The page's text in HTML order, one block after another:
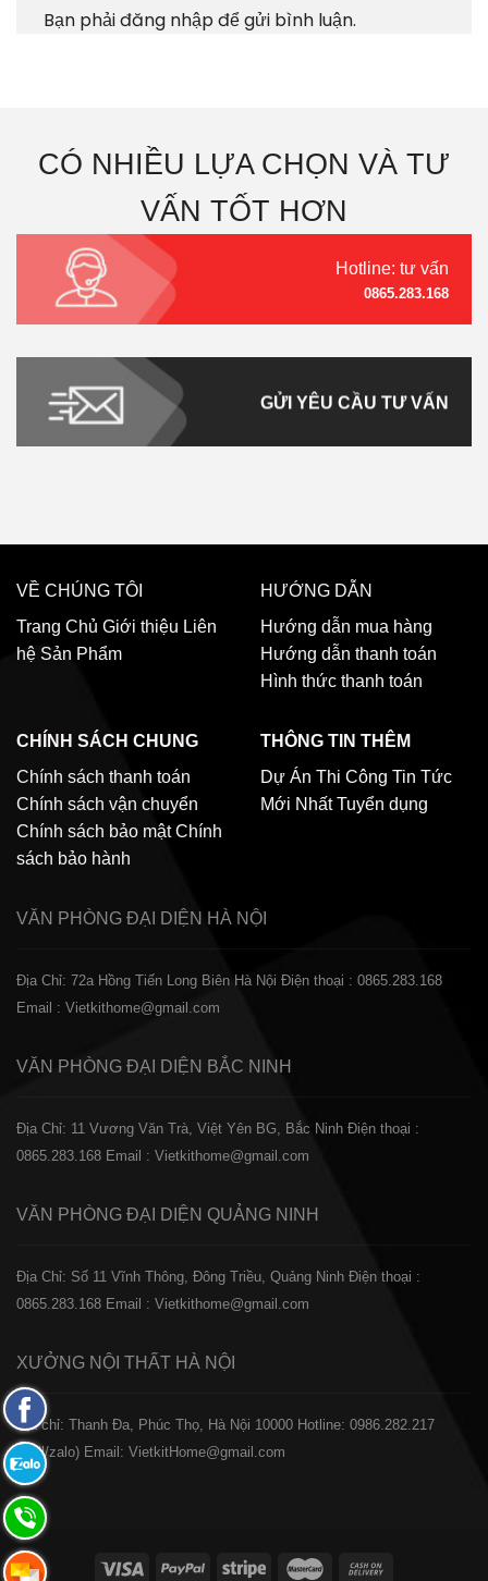
Bạn phảiđăng nhậpđể gửi bình luận.
CÓ NHIỀU LỰA CHỌN VÀ TƯ
VẤN TỐT HƠN
Hotline: tư vấn
0865.283.168
GỬI YÊU CẦU TƯ VẤN
VỀ CHÚNG TÔI
Trang Chủ Giới thiệu Liên
hệ Sản Phẩm
HƯỚNG DẪN
Hướng dẫn mua hàng
Hướng dẫn thanh toán
Hình thức thanh toán
CHÍNH SÁCH CHUNG
Chính sách thanh toán
Chính sách vận chuyển
Chính sách bảo mật Chính
sách bảo hành
THÔNG TIN THÊM
Dự Án Thi Công Tin Tức
Mới Nhất Tuyển dụng
VĂN PHÒNG ĐẠI DIỆN HÀ NỘI
Địa Chỉ: 72a Hồng Tiến Long Biên Hà Nội Điện thoại : 0865.283.168
Email : Vietkithome@gmail.com
VĂN PHÒNG ĐẠI DIỆN BẮC NINH
Địa Chỉ: 11 Vương Văn Trà, Việt Yên BG, Bắc Ninh Điện thoại :
0865.283.168 Email : Vietkithome@gmail.com
VĂN PHÒNG ĐẠI DIỆN QUẢNG NINH
Địa Chỉ: Số 11 Vĩnh Thông, Đông Triều, Quảng Ninh Điện thoại :
0865.283.168 Email : Vietkithome@gmail.com
XƯỞNG NỘI THẤT HÀ NỘI
️Địa chỉ: Thanh Đa, Phúc Thọ, Hà Nội 10000 Hotline: 0986.282.217
(Call/zalo) Email: VietkitHome@gmail.com
Fanpage
Facebook
Zalo:
0865.283.168
Hotline:
0865.283.168
Hotline: